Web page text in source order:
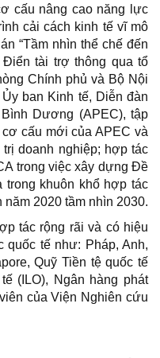
cấu nâng cao năng lực
cải cách kinh tế vĩ mô
“Tầm nhìn thể chế đến
Điển tài trợ thông qua tổ
Chính phủ và Bộ Nội
ban Kinh tế, Diễn đàn
Dương (APEC), tập
cấu mới của APEC và
doanh nghiệp; hợp tác
trong việc xây dựng Đề
khuôn khổ hợp tác
2020 tầm nhìn 2030.
tác rộng rãi và có hiệu
tế như: Pháp, Anh,
Quỹ Tiền tệ quốc tế
(ILO), Ngân hàng phát
của Viện Nghiên cứu